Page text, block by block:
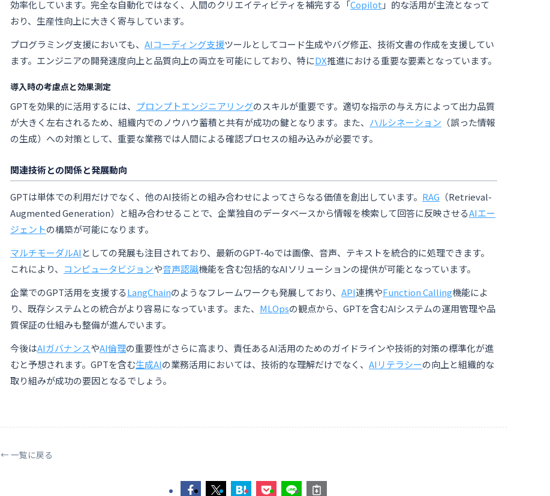
効率化しています。完全な自動化ではなく、人間のクリエイティビティを補完する「Copilot 」的な活用が主流となって
おり、生産性向上に大きく寄与しています。
プログラミング支援においても、 AIコーディング支援ツールとしてコード生成やバグ修正、技術文書の作成を支援してい
ます。エンジニアの開発速度向上と品質向上の両立を可能にしており、特にDX推進における重要な要素となっています。
導入時の考慮点と効果測定
GPTを効果的に活用するには、 プロンプトエンジニアリングのスキルが重要です。適切な指示の与え方によって出力品質
が大きく左右されるため、組織内でのノウハウ蓄積と共有が成功の鍵となります。また、 ハルシネーション （誤った情報
の生成）への対策として、重要な業務では人間による確認プロセスの組み込みが必要です。
関連技術との関係と発展動向
GPTは単体での利用だけでなく、他のAI技術との組み合わせによってさらなる価値を創出しています。 RAG （Retrieval-
Augmented Generation）と組み合わせることで、企業独自のデータベースから情報を検索して回答に反映させるAIエー
ジェントの構築が可能になります。
マルチモーダルAI としての発展も注目されており、最新のGPT-4oでは画像、音声、テキストを統合的に処理できます。
これにより、 コンピュータビジョンや音声認識機能を含む包括的なAIソリューションの提供が可能となっています。
企業でのGPT活用を支援するLangChainのようなフレームワークも発展しており、 API連携やFunction Calling機能によ
り、既存システムとの統合がより容易になっています。また、 MLOpsの観点から、GPTを含むAIシステムの運用管理や品
質保証の仕組みも整備が進んでいます。
今後はAIガバナンスやAI倫理の重要性がさらに高まり、責任あるAI活用のためのガイドラインや技術的対策の標準化が進
むと予想されます。GPTを含む生成AIの業務活用においては、技術的な理解だけでなく、 AIリテラシーの向上と組織的な
取り組みが成功の要因となるでしょう。
← 一覧に戻る